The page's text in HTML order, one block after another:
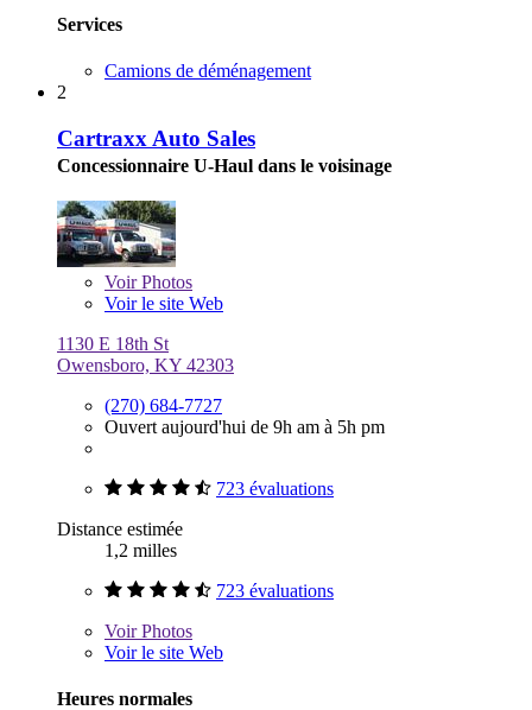
Services
Camions de déménagement
2
Cartraxx Auto Sales
Concessionnaire U-Haul dans le voisinage
VoirPhotos
Voir le site Web
1130 E 18th St
Owensboro, KY 42303
(270) 684-7727
Ouvert aujourd'hui de 9h am à 5h pm
723 évaluations
Distance estimée
1,2 milles
723 évaluations
VoirPhotos
Voir le site Web
Heures normales